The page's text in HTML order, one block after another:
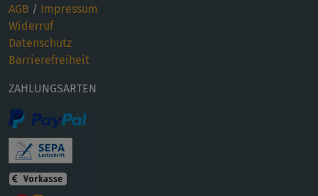
AGB / Impressum
Widerruf
Datenschutz
Barrierefreiheit
ZAHLUNGSARTEN